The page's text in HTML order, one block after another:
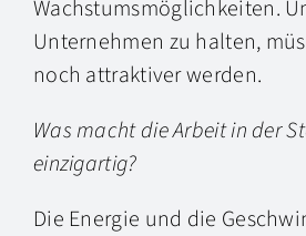
Wachstumsmöglichkeiten.
Unternehmen zu halten,
noch attraktiver werden.
Was macht die Arbeit in der
einzigartig?
Die Energie und die